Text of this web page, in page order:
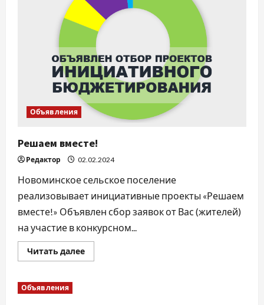
Объявления
Решаем вместе!
Редактор 02.02.2024
Новоминское сельское поселение
реализовывает инициативные проекты «Решаем
вместе!» Объявлен сбор заявок от Вас (жителей)
на участие в конкурсном...
Читать далееПрочитать
больше
Объявления